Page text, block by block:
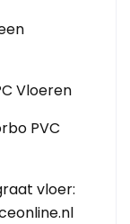
Vloeren
PVC
vloer: